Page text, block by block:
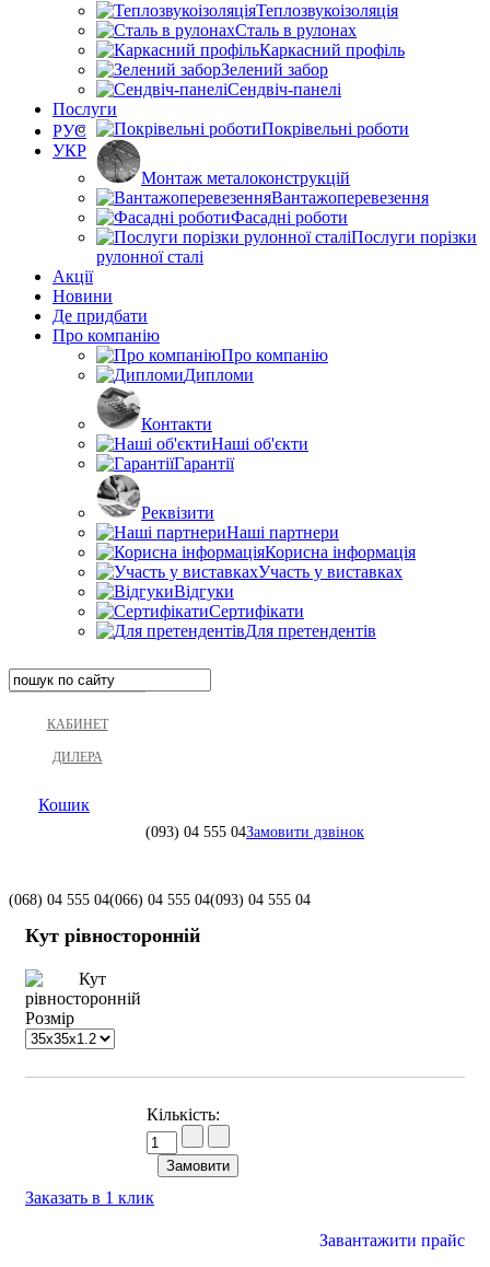
РУС
УКР
Теплозвукоізоляція
Сталь в рулонах
Каркасний профіль
Зелений забор
Сендвіч-панелі
Послуги
Покрівельні роботи
Монтаж металоконструкцій
Вантажоперевезення
Фасадні роботи
Послуги порізки
рулонної сталі
Акції
Новини
Де придбати
Про компанію
Про компанію
Дипломи
Контакти
Наші об'єкти
Гарантії
Реквізити
Наші партнери
Корисна інформація
Участь у виставках
Відгуки
Сертифікати
Для претендентів
КАБИНЕТ
ДИЛЕРА
Кошик
(093) 04 555 04Замовити дзвінок
(068) 04 555 04(066) 04 555 04(093) 04 555 04
Кут рівносторонній
Розмір
Кількість:
Заказать в 1 клик
Завантажити прайс